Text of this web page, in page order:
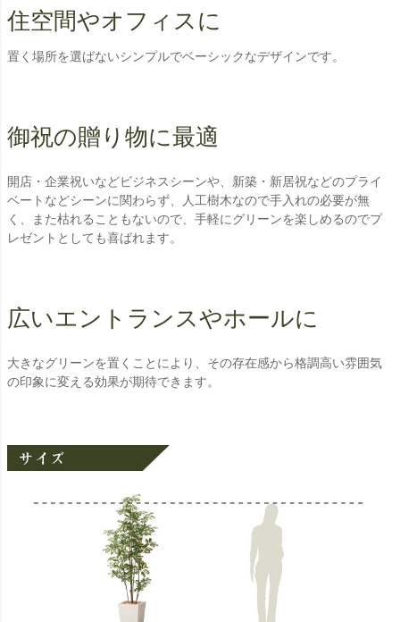
住空間やオフィスに
置く場所を選ばないシンプルでベーシックなデザインです。
御祝の贈り物に最適
開店・企業祝いなどビジネスシーンや、新築・新居祝などのプライ
ベートなどシーンに関わらず、人工樹木なので手入れの必要が無
く、また枯れることもないので、手軽にグリーンを楽しめるのでプ
レゼントとしても喜ばれます。
広いエントランスやホールに
大きなグリーンを置くことにより、その存在感から格調高い雰囲気
の印象に変える効果が期待できます。